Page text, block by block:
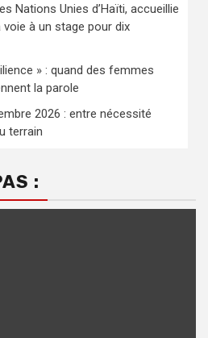
Nations Unies d’Haïti, accueillie
voie à un stage pour dix
» : quand des femmes
la parole
2026 : entre nécessité
terrain
: